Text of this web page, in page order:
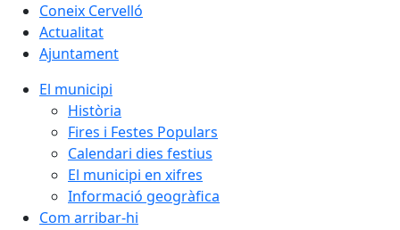
Coneix Cervelló
Actualitat
Ajuntament
El municipi
Història
Fires i Festes Populars
Calendari dies festius
El municipi en xifres
Informació geogràfica
Com arribar-hi